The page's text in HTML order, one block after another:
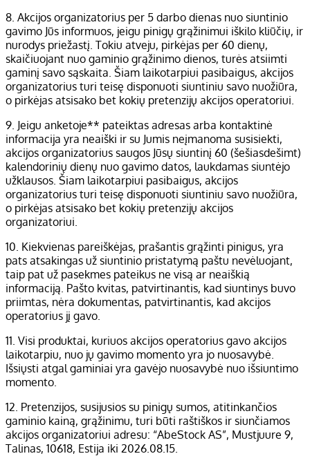
8. Akcijos organizatorius per 5 darbo dienas nuo siuntinio
gavimo Jūs informuos, jeigu pinigų grąžinimui iškilo kliūčių, ir
nurodys priežastį. Tokiu atveju, pirkėjas per 60 dienų,
skaičiuojant nuo gaminio grąžinimo dienos, turės atsiimti
gaminį savo sąskaita. Šiam laikotarpiui pasibaigus, akcijos
organizatorius turi teisę disponuoti siuntiniu savo nuožiūra,
o pirkėjas atsisako bet kokių pretenzijų akcijos operatoriui.
9. Jeigu anketoje** pateiktas adresas arba kontaktinė
informacija yra neaiški ir su Jumis neįmanoma susisiekti,
akcijos organizatorius saugos Jūsų siuntinį 60 (šešiasdešimt)
kalendorinių dienų nuo gavimo datos, laukdamas siuntėjo
užklausos. Šiam laikotarpiui pasibaigus, akcijos
organizatorius turi teisę disponuoti siuntiniu savo nuožiūra,
o pirkėjas atsisako bet kokių pretenzijų akcijos
organizatoriui.
10. Kiekvienas pareiškėjas, prašantis grąžinti pinigus, yra
pats atsakingas už siuntinio pristatymą paštu nevėluojant,
taip pat už pasekmes pateikus ne visą ar neaiškią
informaciją. Pašto kvitas, patvirtinantis, kad siuntinys buvo
priimtas, nėra dokumentas, patvirtinantis, kad akcijos
operatorius jį gavo.
11. Visi produktai, kuriuos akcijos operatorius gavo akcijos
laikotarpiu, nuo jų gavimo momento yra jo nuosavybė.
Išsiųsti atgal gaminiai yra gavėjo nuosavybė nuo išsiuntimo
momento.
12. Pretenzijos, susijusios su pinigų sumos, atitinkančios
gaminio kainą, grąžinimu, turi būti raštiškos ir siunčiamos
akcijos organizatoriui adresu: “AbeStock AS”, Mustjuure 9,
Talinas, 10618, Estija iki 2026.08.15.